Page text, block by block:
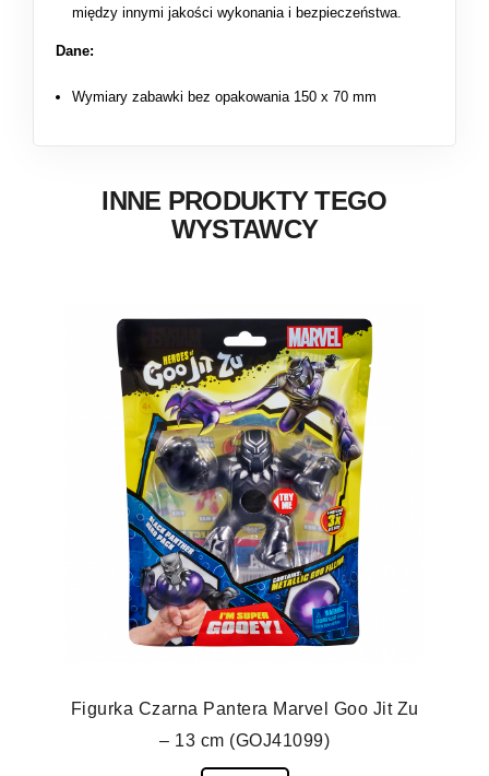
między innymi jakości wykonania i bezpieczeństwa.
Dane:
Wymiary zabawki bez opakowania 150 x 70 mm
INNE PRODUKTY TEGO
WYSTAWCY
Figurka Czarna Pantera Marvel Goo Jit Zu
– 13 cm (GOJ41099)